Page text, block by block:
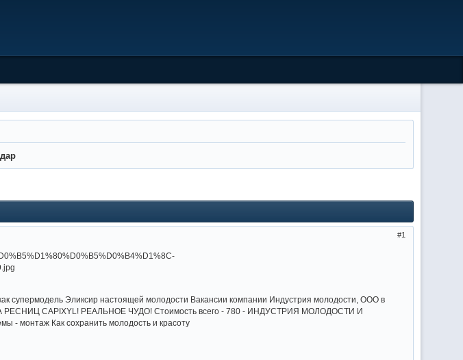
1
супермодель Эликсир настоящей молодости Вакансии компании Индустрия молодости, ООО в
РЕСНИЦ CAPIXYL! РЕАЛЬНОЕ ЧУДО! Стоимость всего - 780 - ИНДУСТРИЯ МОЛОДОСТИ И
монтаж Как сохранить молодость и красоту